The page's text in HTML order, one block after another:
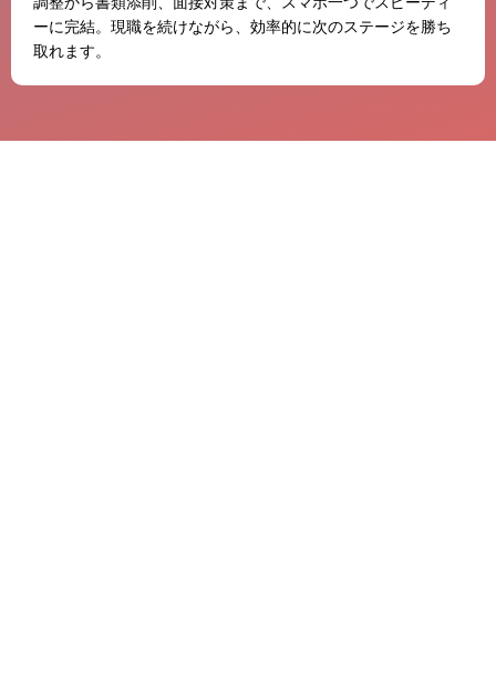
ーに完結。現職を続けながら、効率的に次のステージを勝ち
取れます。